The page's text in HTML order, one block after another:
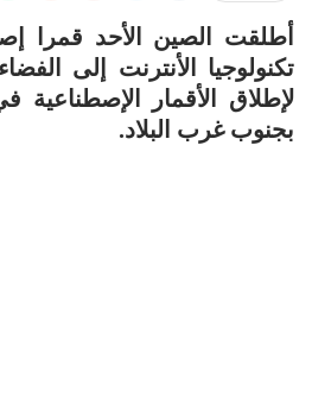
أطلقت الصين الأحد قمرا
تكنولوجيا الأنترنت إلى
لإطلاق الأقمار
بجنوب غرب البلاد.